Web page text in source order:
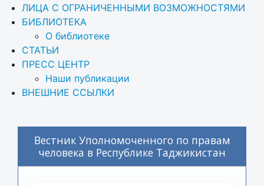
ЛИЦА С ОГРАНИЧЕННЫМИ ВОЗМОЖНОСТЯМИ
БИБЛИОТЕКА
О библиотеке
СТАТЬИ
ПРЕСС ЦЕНТР
Наши публикации
ВНЕШНИЕ ССЫЛКИ
Вестник Уполномоченного по правам
человека в Республике Таджикистан